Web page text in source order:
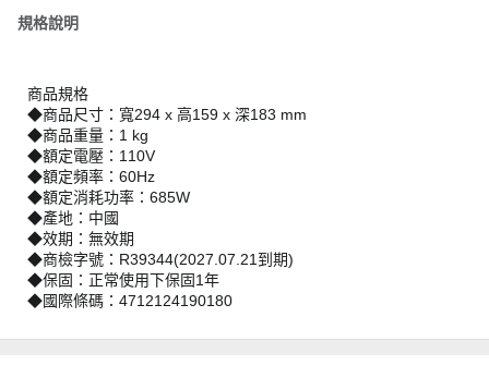
規格說明
商品規格
◆商品尺寸：寬294 x 高159 x 深183 mm
◆商品重量：1 kg
◆額定電壓：110V
◆額定頻率：60Hz
◆額定消耗功率：685W
◆產地：中國
◆效期：無效期
◆商檢字號：R39344(2027.07.21到期)
◆保固：正常使用下保固1年
◆國際條碼：4712124190180